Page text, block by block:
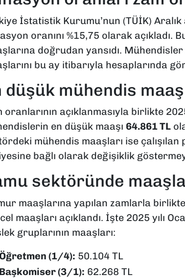
İstatistik Kurumu’nun (TÜİK)
oranını %15,75 olarak açıkladı.
doğrudan yansıdı.
bu ay itibarıyla hesaplarında
düşük mühendis
oranlarının açıklanmasıyla birlikte
en düşük maaşı 64.861 TL
mühendis maaşları ise çalışılan
bağlı olarak değişiklik
sektöründe
maaşlarına yapılan zamlarla
maaşları açıklandı. İşte 2025 yılı
gruplarının maaşları:
(1/4): 50.104 TL
Başkomiser (3/1): 62.268 TL